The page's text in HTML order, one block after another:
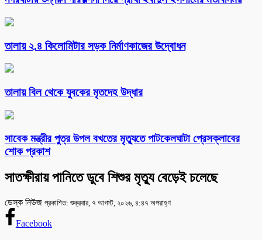
তালায় ২.৪ কিলোমিটার সড়ক নির্মাণকাজের উদ্বোধন
তালায় বিল থেকে যুবকের মৃতদেহ উদ্ধার
সাবেক মন্ত্রীর পুত্র উপল বখতের মৃত্যুতে পাটকেলঘাটা প্রেসক্লাবের
শোক প্রকাশ
সাতক্ষীরায় পানিতে ডুবে শিশুর মৃত্যু বেড়েই চলেছে
ডেস্ক নিউজ প্রকাশিত: শুক্রবার, ৭ আগস্ট, ২০২৬, ৪:৪৭ অপরাহ্ণ
Facebook